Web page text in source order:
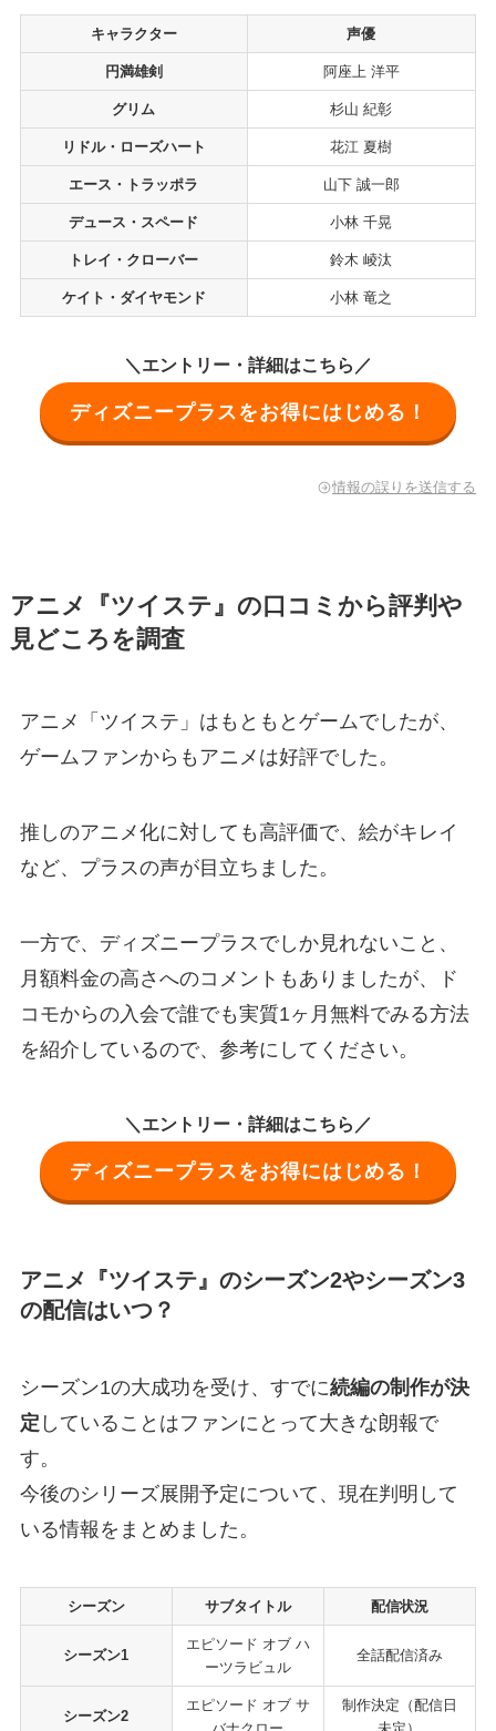
キャラクター 声優
円満雄剣 阿座上 洋平
グリム 杉山 紀彰
リドル・ローズハート 花江 夏樹
エース・トラッポラ 山下 誠一郎
デュース・スペード 小林 千晃
トレイ・クローバー 鈴木 崚汰
ケイト・ダイヤモンド 小林 竜之
＼エントリー・詳細はこちら／
ディズニープラスをお得にはじめる！
情報の誤りを送信する
アニメ『ツイステ』の口コミから評判や
見どころを調査
アニメ「ツイステ」はもともとゲームでしたが、
ゲームファンからもアニメは好評でした。
推しのアニメ化に対しても高評価で、絵がキレイ
など、プラスの声が目立ちました。
一方で、ディズニープラスでしか見れないこと、
月額料金の高さへのコメントもありましたが、ド
コモからの入会で誰でも実質1ヶ月無料でみる方法
を紹介しているので、参考にしてください。
＼エントリー・詳細はこちら／
ディズニープラスをお得にはじめる！
アニメ『ツイステ』のシーズン2やシーズン3
の配信はいつ？
シーズン1の大成功を受け、すでに続編の制作が決
定 していることはファンにとって大きな朗報で
す。
今後のシリーズ展開予定について、現在判明して
いる情報をまとめました。
シーズン サブタイトル 配信状況
シーズン1
エピソード オブ ハ
ーツラビュル
全話配信済み
シーズン2
エピソード オブ サ
制作決定（配信日